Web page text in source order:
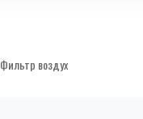
Фильтр воздух